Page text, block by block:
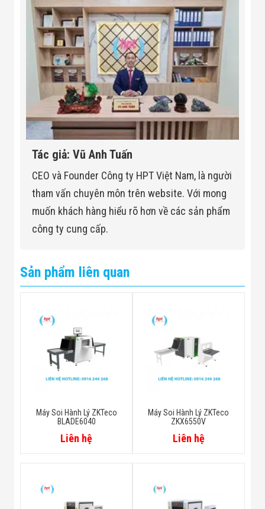
Noise
53.8 dB (A)
Tác giả: Vũ Anh Tuấn
CEO và Founder Công ty HPT Việt Nam, là người
tham vấn chuyên môn trên website. Với mong
muốn khách hàng hiểu rõ hơn về các sản phẩm
công ty cung cấp.
Sản phẩm liên quan
Máy Soi Hành Lý ZKTeco
BLADE6040
Liên hệ
Máy Soi Hành Lý ZKTeco
ZKX6550V
Liên hệ